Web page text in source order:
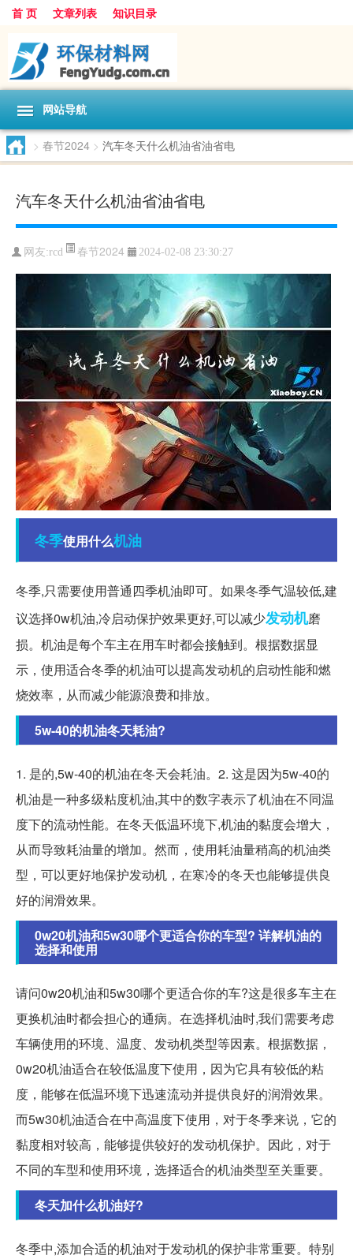
首 页 文章列表 知识目录
网站导航
> 春节2024 > 汽车冬天什么机油省油省电
汽车冬天什么机油省油省电
网友:rcd 春节2024 2024-02-08 23:30:27
冬季使用什么机油
冬季,只需要使用普通四季机油即可。如果冬季气温较低,建
议选择0w机油,冷启动保护效果更好,可以减少发动机磨
损。机油是每个车主在用车时都会接触到。根据数据显
示，使用适合冬季的机油可以提高发动机的启动性能和燃
烧效率，从而减少能源浪费和排放。
5w-40的机油冬天耗油?
1. 是的,5w-40的机油在冬天会耗油。2. 这是因为5w-40的
机油是一种多级粘度机油,其中的数字表示了机油在不同温
度下的流动性能。在冬天低温环境下,机油的黏度会增大，
从而导致耗油量的增加。然而，使用耗油量稍高的机油类
型，可以更好地保护发动机，在寒冷的冬天也能够提供良
好的润滑效果。
0w20机油和5w30哪个更适合你的车型? 详解机油的
选择和使用
请问0w20机油和5w30哪个更适合你的车?这是很多车主在
更换机油时都会担心的通病。在选择机油时,我们需要考虑
车辆使用的环境、温度、发动机类型等因素。根据数据，
0w20机油适合在较低温度下使用，因为它具有较低的粘
度，能够在低温环境下迅速流动并提供良好的润滑效果。
而5w30机油适合在中高温度下使用，对于冬季来说，它的
黏度相对较高，能够提供较好的发动机保护。因此，对于
不同的车型和使用环境，选择适合的机油类型至关重要。
冬天加什么机油好?
冬季中,添加合适的机油对于发动机的保护非常重要。特别